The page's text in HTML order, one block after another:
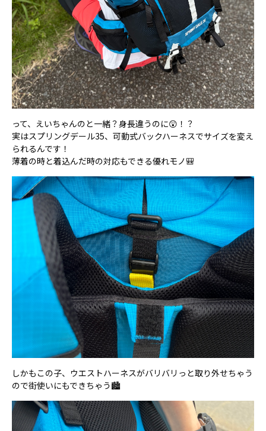
って、えいちゃんのと一緒？身長違うのに😲！？
実はスプリングデール35、可動式バックハーネスでサイズを変え
られるんです！
薄着の時と着込んだ時の対応もできる優れモノ🎒
しかもこの子、ウエストハーネスがバリバリっと取り外せちゃう
ので街使いにもできちゃう🏙️